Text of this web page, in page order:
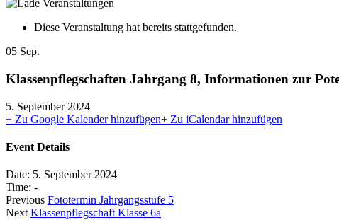
Diese Veranstaltung hat bereits stattgefunden.
05 Sep.
Klassenpflegschaften Jahrgang 8, Informationen zur
5. September 2024
+ Zu Google Kalender hinzufügen+ Zu iCalendar hinzufügen
Event Details
Date: 5. September 2024
Time: -
Previous Fototermin Jahrgangsstufe 5
Next Klassenpflegschaft Klasse 6a